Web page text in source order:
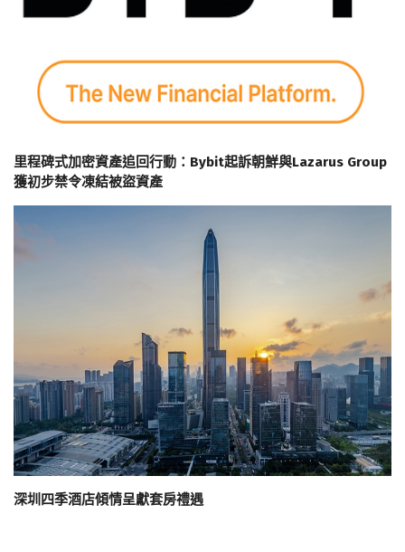
里程碑式加密資產追回行動：Bybit起訴朝鮮與Lazarus Group
獲初步禁令凍結被盜資產
深圳四季酒店傾情呈獻套房禮遇